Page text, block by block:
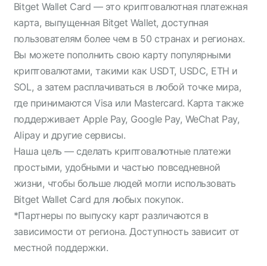
Bitget Wallet Card — это криптовалютная платежная
карта, выпущенная Bitget Wallet, доступная
пользователям более чем в 50 странах и регионах.
Вы можете пополнить свою карту популярными
криптовалютами, такими как USDT, USDC, ETH и
SOL, а затем расплачиваться в любой точке мира,
где принимаются Visa или Mastercard. Карта также
поддерживает Apple Pay, Google Pay, WeChat Pay,
Alipay и другие сервисы.
Наша цель — сделать криптовалютные платежи
простыми, удобными и частью повседневной
жизни, чтобы больше людей могли использовать
Bitget Wallet Card для любых покупок.
*Партнеры по выпуску карт различаются в
зависимости от региона. Доступность зависит от
местной поддержки.